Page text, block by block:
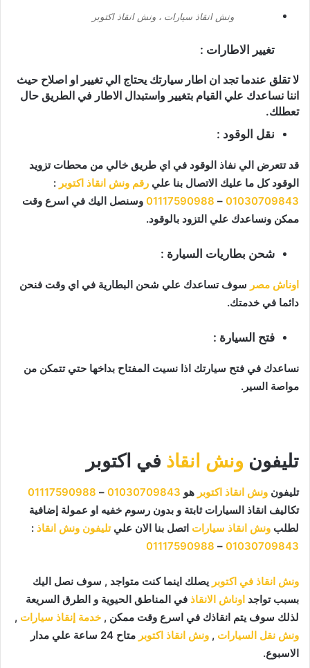
ونش انقاذ سيارات ، ونش انقاذ اكتوبر
تغيير الاطارات :
لا تقلق عندما تجد ان اطار سيارتك يحتاج الي تغيير او اصلاح حيث
اننا نساعدك علي القيام بتغيير واستبدال الاطار في الطريق حال
تعطلك.
نقل الوقود :
قد تتعرض الي نفاذ الوقود في اي طريق خالي من محطات تزويد
الوقود كل ما عليك الاتصال بنا علي رقم ونش انقاذ اكتوبر :
01030709843
–
01117590988 وسنصل اليك في اسرع وقت
ممكن ونساعدك علي التزود بالوقود.
شحن بطاريات السيارة :
اوناش مصر سوف تساعدك علي شحن البطارية في اي وقت فنحن
دائما في خدمتك.
فتح السيارة :
نساعدك في فتح سيارتك اذا نسيت المفتاح بداخها حتي تتمكن من
مواصة السير.
تليفون ونش انقاذ في اكتوبر
تليفون ونش انقاذ اكتوبر هو 01030709843
–
01117590988
تكاليف انقاذ السيارات ثابتة و بدون رسوم خفيه او عمولة إضافية
لطلب ونش انقاذ سيارات اتصل بنا الان عليتليفون ونش انقاذ :
01030709843
–
01117590988
ونش انقاذ في اكتوبر يصلك اينما كنت متواجد , سوف نصل اليك
بسبب تواجد اوناش الانقاذ في المناطق الحيوية و الطرق السريعة
لذلك سوف يتم انقاذك في اسرع وقت ممكن , خدمة إنقاذ سيارات ,
ونش نقل السيارات , ونش انقاذ اكتوبر
متاح 24 ساعة علي مدار
الاسبوع.